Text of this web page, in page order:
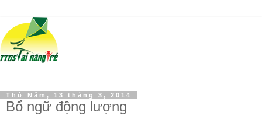
Thứ Năm, 13 tháng 3, 2014
Bổ ngữ động lượng